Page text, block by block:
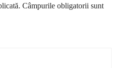
Câmpurile obligatorii sunt